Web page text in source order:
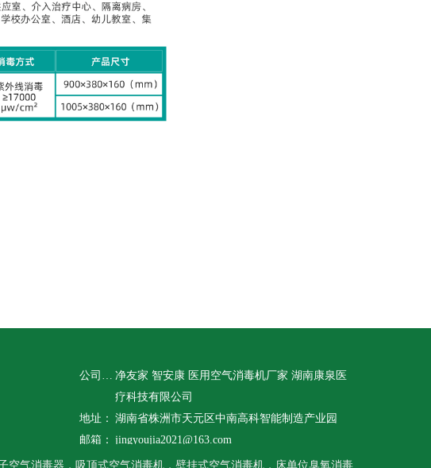
公司名称： 净友家 智安康 医用空气消毒机厂家 湖南康泉医
疗科技有限公司
地址： 湖南省株洲市天元区中南高科智能制造产业园
邮箱： jingyoujia2021@163.com
气消毒器，吸顶式空气消毒机，壁挂式空气消毒机，床单位臭氧消毒